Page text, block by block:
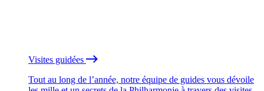
Visites guidées
Tout au long de l’année, notre équipe de guides vous dévoile